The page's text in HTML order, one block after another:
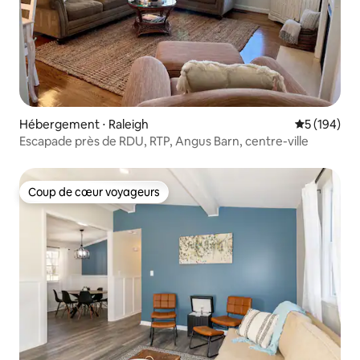
Hébergement ⋅ Raleigh Évaluation
5 (194)
Escapade près de RDU, RTP, Angus Barn, centre-ville
Coup de cœur voyageurs
Coup de cœur voyageurs